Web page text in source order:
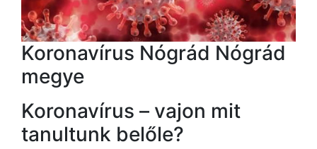
Koronavírus Nógrád Nógrád
megye
Koronavírus – vajon mit
tanultunk belőle?